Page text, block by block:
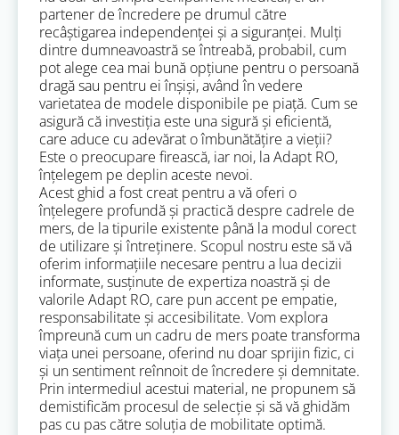
partener de încredere pe drumul către
recâștigarea independenței și a siguranței. Mulți
dintre dumneavoastră se întreabă, probabil, cum
pot alege cea mai bună opțiune pentru o persoană
dragă sau pentru ei înșiși, având în vedere
varietatea de modele disponibile pe piață. Cum se
asigură că investiția este una sigură și eficientă,
care aduce cu adevărat o îmbunătățire a vieții?
Este o preocupare firească, iar noi, la Adapt RO,
înțelegem pe deplin aceste nevoi.
Acest ghid a fost creat pentru a vă oferi o
înțelegere profundă și practică despre cadrele de
mers, de la tipurile existente până la modul corect
de utilizare și întreținere. Scopul nostru este să vă
oferim informațiile necesare pentru a lua decizii
informate, susținute de expertiza noastră și de
valorile Adapt RO, care pun accent pe empatie,
responsabilitate și accesibilitate. Vom explora
împreună cum un cadru de mers poate transforma
viața unei persoane, oferind nu doar sprijin fizic, ci
și un sentiment reînnoit de încredere și demnitate.
Prin intermediul acestui material, ne propunem să
demistificăm procesul de selecție și să vă ghidăm
pas cu pas către soluția de mobilitate optimă.